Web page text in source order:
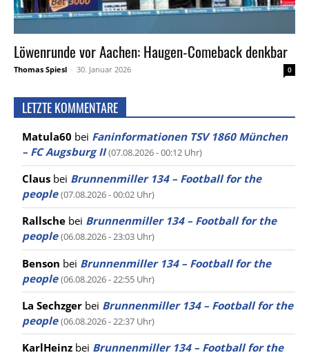
Löwenrunde vor Aachen: Haugen-Comeback denkbar
Thomas Spiesl - 30. Januar 2026 0
LETZTE KOMMENTARE
Matula60 bei Faninformationen TSV 1860 München
– FC Augsburg II (07.08.2026 - 00:12 Uhr)
Claus bei Brunnenmiller 134 – Football for the
people (07.08.2026 - 00:02 Uhr)
Rallsche bei Brunnenmiller 134 – Football for the
people (06.08.2026 - 23:03 Uhr)
Benson bei Brunnenmiller 134 – Football for the
people (06.08.2026 - 22:55 Uhr)
La Sechzger bei Brunnenmiller 134 – Football for the
people (06.08.2026 - 22:37 Uhr)
KarlHeinz bei Brunnenmiller 134 – Football for the